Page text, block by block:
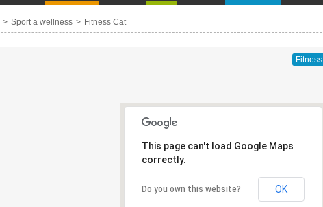
> Sport a wellness > Fitness Cat
Fitness
This page can't load Google Maps
correctly.
Do you own this website? OK